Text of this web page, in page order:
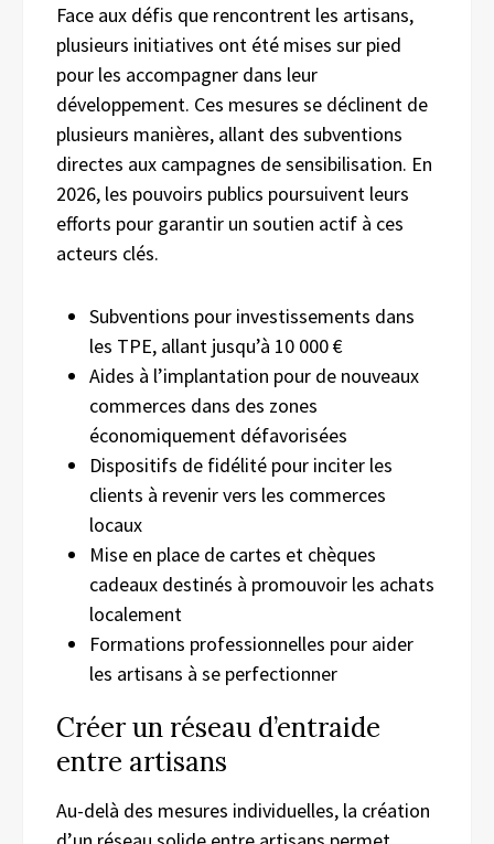
Face aux défis que rencontrent les artisans,
plusieurs initiatives ont été mises sur pied
pour les accompagner dans leur
développement. Ces mesures se déclinent de
plusieurs manières, allant des subventions
directes aux campagnes de sensibilisation. En
2026, les pouvoirs publics poursuivent leurs
efforts pour garantir un soutien actif à ces
acteurs clés.
Subventions pour investissements dans
les TPE, allant jusqu’à 10 000 €
Aides à l’implantation pour de nouveaux
commerces dans des zones
économiquement défavorisées
Dispositifs de fidélité pour inciter les
clients à revenir vers les commerces
locaux
Mise en place de cartes et chèques
cadeaux destinés à promouvoir les achats
localement
Formations professionnelles pour aider
les artisans à se perfectionner
Créer un réseau d’entraide
entre artisans
Au-delà des mesures individuelles, la création